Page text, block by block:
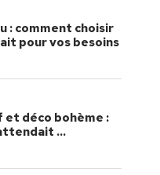
: comment choisir
pour vos besoins
et déco bohème :
…